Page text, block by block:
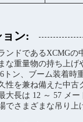
ン:
ンドであるXCMGの
な重量物の持ち上げ
トン、ブーム装着時
性を兼ね備えた中古
大長は 12 ～ 57 メー
でさまざまな吊り上